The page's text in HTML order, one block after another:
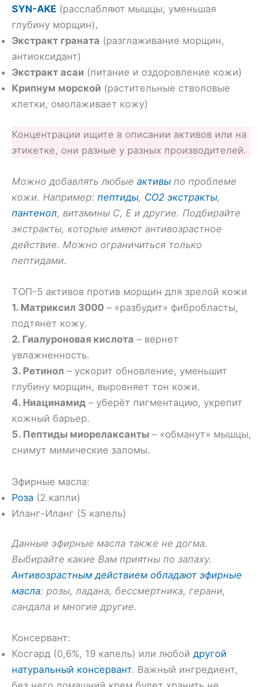
SYN-AKE (расслабляют мышцы, уменьшая
глубину морщин),
Экстракт граната (разглаживание морщин,
антиоксидант)
Экстракт асаи (питание и оздоровление кожи)
Крипнум морской (растительные стволовые
клетки, омолаживает кожу)
Концентрации ищите в описании активов или на
этикетке, они разные у разных производителей.
Можно добавлять любые активы по проблеме
кожи. Например: пептиды, СО2 экстракты,
пантенол, витамины С, Е и другие. Подбирайте
экстракты, которые имеют антивозрастное
действие. Можно ограничиться только
пептидами.
ТОП-5 активов против морщин для зрелой кожи
1. Матриксил 3000 – «разбудит» фибробласты,
подтянет кожу.
2. Гиалуроновая кислота – вернет
увлажненность.
3. Ретинол – ускорит обновление, уменьшит
глубину морщин, выровняет тон кожи.
4. Ниацинамид – уберёт пигментацию, укрепит
кожный барьер.
5. Пептиды миорелаксанты – «обманут» мышцы,
снимут мимические заломы.
Эфирные масла:
Роза (2 капли)
Иланг-Иланг (5 капель)
Данные эфирные масла также не догма.
Выбирайте какие Вам приятны по запаху.
Антивозрастным действием обладают эфирные
масла: розы, ладана, бессмертника, герани,
сандала и многие другие.
Консервант:
Косгард (0,6%, 19 капель) или любой другой
натуральный консервант. Важный ингредиент,